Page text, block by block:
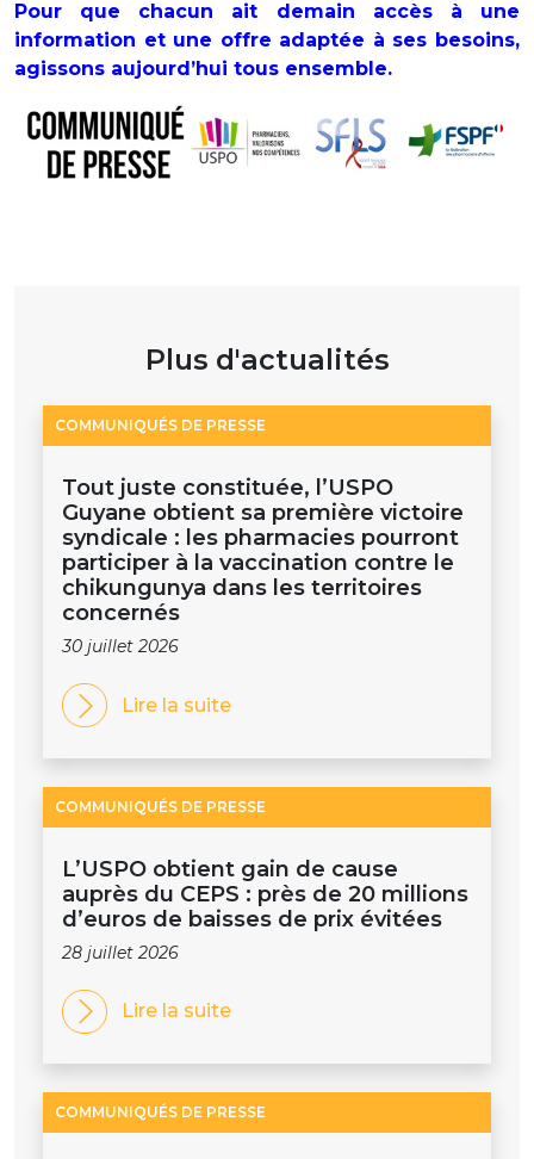
Pour que chacun ait demain accès à une
information et une offre adaptée à ses besoins,
agissons aujourd’hui tous ensemble.
Plus d'actualités
COMMUNIQUÉS DE PRESSE
Tout juste constituée, l’USPO
Guyane obtient sa première victoire
syndicale : les pharmacies pourront
participer à la vaccination contre le
chikungunya dans les territoires
concernés
30 juillet 2026
Lire la suite
COMMUNIQUÉS DE PRESSE
L’USPO obtient gain de cause
auprès du CEPS : près de 20 millions
d’euros de baisses de prix évitées
28 juillet 2026
Lire la suite
COMMUNIQUÉS DE PRESSE